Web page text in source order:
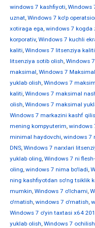
windows 7 kashfiyoti, Windows
uznat, Windows 7 ko'p
xotiraga ega, windows 7 kogda
korporativ, Windows 7 kuchli
kaliti, Windows 7 litsenziya kaliti
litsenziya sotib olish, Windows
maksimal, Windows 7
yuklab olish, Windows 7
kaliti, Windows 7 maksimal
olish, Windows 7 maksimal
Windows 7 markazini kashf
mening kompyuterim, windows
minimal haydovchi, windows 7
DNS, Windows 7 narxlari
yuklab oling, Windows 7 ni
oling, windows 7 nima bo'ladi,
ning kashfiyotdan so'ng tsiklik
mumkin, Windows 7 o'lchami,
o'rnatish, windows 7 o'rnatish,
Windows 7 o'yin taxtasi x64
yuklab olish, Windows 7